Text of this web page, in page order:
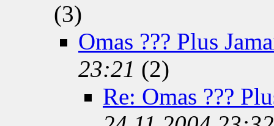
(3)
Omas ??? Plus
23:21 (2)
Re: Omas ???